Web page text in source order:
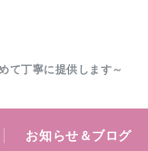
て丁寧に提供します～
お知らせ＆ブログ